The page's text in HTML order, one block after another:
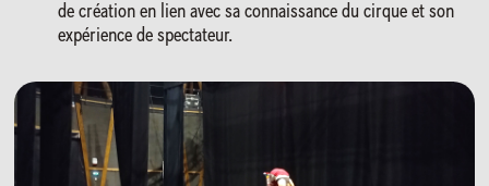
de création en lien avec sa connaissance du cirque et son
expérience de spectateur.